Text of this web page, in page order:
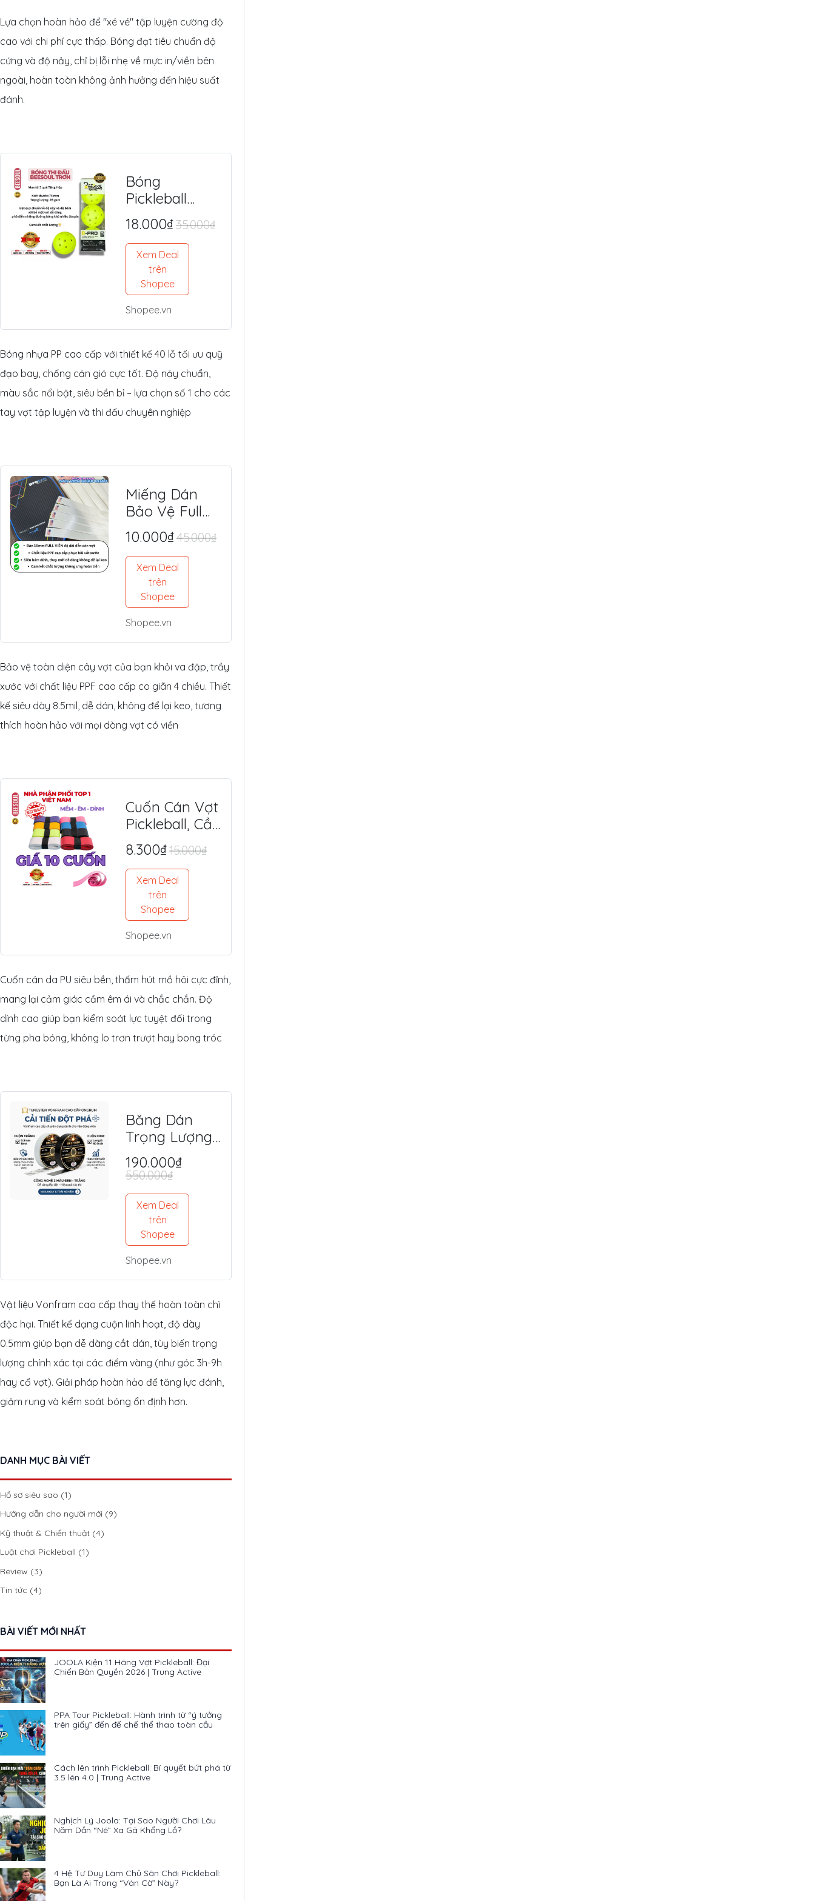
Lựa chọn hoàn hảo để "xé vé" tập luyện cường độ
cao với chi phí cực thấp. Bóng đạt tiêu chuẩn độ
cứng và độ nảy, chỉ bị lỗi nhẹ về mực in/viền bên
ngoài, hoàn toàn không ảnh hưởng đến hiệu suất
đánh.
Bóng
Pickleball
BEESOUL 40
Lỗ (Chính
Hãng) - Tiêu
Chuẩn Quốc
Tế, Chuyên
Thi Đấu &
Tập Luyện
Ngoài Trời
18.000₫35.000₫
Xem Deal
trên
Shopee
Shopee.vn
Bóng nhựa PP cao cấp với thiết kế 40 lỗ tối ưu quỹ
đạo bay, chống cản gió cực tốt. Độ nảy chuẩn,
màu sắc nổi bật, siêu bền bỉ – lựa chọn số 1 cho các
tay vợt tập luyện và thi đấu chuyên nghiệp
Miếng Dán
Bảo Vệ Full
Viền Vợt
Pickleball
(14mm/16mm
) - Nhựa PPF
Mỹ Siêu Dày
8.5mil
10.000₫45.000₫
Xem Deal
trên
Shopee
Shopee.vn
Bảo vệ toàn diện cây vợt của bạn khỏi va đập, trầy
xước với chất liệu PPF cao cấp co giãn 4 chiều. Thiết
kế siêu dày 8.5mil, dễ dán, không để lại keo, tương
thích hoàn hảo với mọi dòng vợt có viền
Cuốn Cán Vợt
Pickleball, Cầu
Lông Da PU
Cao Cấp -
Mềm Êm, Siêu
Bám Tay,
Chống Trượt
Tối Ưu
8.300₫15.000₫
Xem Deal
trên
Shopee
Shopee.vn
Cuốn cán da PU siêu bền, thấm hút mồ hôi cực đỉnh,
mang lại cảm giác cầm êm ái và chắc chắn. Độ
dính cao giúp bạn kiểm soát lực tuyệt đối trong
từng pha bóng, không lo trơn trượt hay bong tróc
Băng Dán
Trọng Lượng
Tungsten
(Vonfram)
An Toàn, Tối
Ưu Lực Đánh,
Điểm Ngọt
190.000₫
550.000₫
Xem Deal
trên
Shopee
Shopee.vn
Vật liệu Vonfram cao cấp thay thế hoàn toàn chì
độc hại. Thiết kế dạng cuộn linh hoạt, độ dày
0.5mm giúp bạn dễ dàng cắt dán, tùy biến trọng
lượng chính xác tại các điểm vàng (như góc 3h-9h
hay cổ vợt). Giải pháp hoàn hảo để tăng lực đánh,
giảm rung và kiểm soát bóng ổn định hơn.
DANH MỤC BÀI VIẾT
Hồ sơ siêu sao (1)
Hướng dẫn cho người mới (9)
Kỹ thuật & Chiến thuật (4)
Luật chơi Pickleball (1)
Review (3)
Tin tức (4)
BÀI VIẾT MỚI NHẤT
JOOLA Kiện 11 Hãng Vợt Pickleball: Đại
Chiến Bản Quyền 2026 | Trung Active
PPA Tour Pickleball: Hành trình từ “ý tưởng
trên giấy” đến đế chế thể thao toàn cầu
Cách lên trình Pickleball: Bí quyết bứt phá từ
3.5 lên 4.0 | Trung Active
Nghịch Lý Joola: Tại Sao Người Chơi Lâu
Năm Dần “Né” Xa Gã Khổng Lồ?
4 Hệ Tư Duy Làm Chủ Sân Chơi Pickleball:
Bạn Là Ai Trong “Ván Cờ” Này?